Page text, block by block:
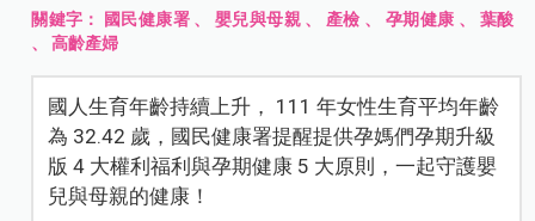
關鍵字： 國民健康署、嬰兒與母親、 產檢 、 孕期健康 、 葉酸
、高齡產婦
國人生育年齡持續上升， 111 年女性生育平均年齡
為 32.42 歲，國民健康署提醒提供孕媽們孕期升級
版 4 大權利福利與孕期健康 5 大原則，一起守護嬰
兒與母親的健康！